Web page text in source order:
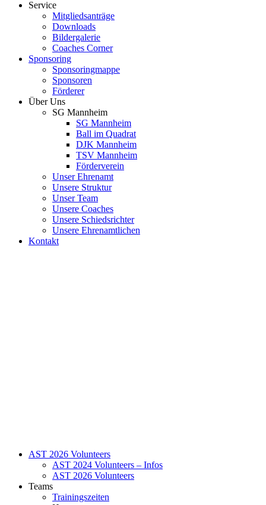
Service
Mitgliedsanträge
Downloads
Bildergalerie
Coaches Corner
Sponsoring
Sponsoringmappe
Sponsoren
Förderer
Über Uns
SG Mannheim
SG Mannheim
Ball im Quadrat
DJK Mannheim
TSV Mannheim
Förderverein
Unser Ehrenamt
Unsere Struktur
Unser Team
Unsere Coaches
Unsere Schiedsrichter
Unsere Ehrenamtlichen
Kontakt
AST 2026 Volunteers
AST 2024 Volunteers – Infos
AST 2026 Volunteers
Teams
Trainingszeiten